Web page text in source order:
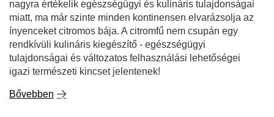
nagyra értékelik egészségügyi és kulináris tulajdonságai
miatt, ma már szinte minden kontinensen elvarázsolja az
ínyenceket citromos bája. A citromfű nem csupán egy
rendkívüli kulináris kiegészítő - egészségügyi
tulajdonságai és változatos felhasználási lehetőségei
igazi természeti kincset jelentenek!
Bővebben